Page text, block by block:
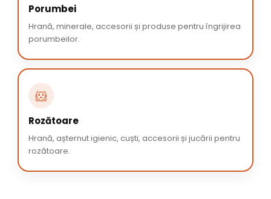
Porumbei
Hrană, minerale, accesorii și produse pentru îngrijirea
porumbeilor.
🐹
Rozătoare
Hrană, așternut igienic, cuști, accesorii și jucării pentru
rozătoare.